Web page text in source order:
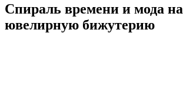
Спираль времени и мода на
ювелирную бижутерию